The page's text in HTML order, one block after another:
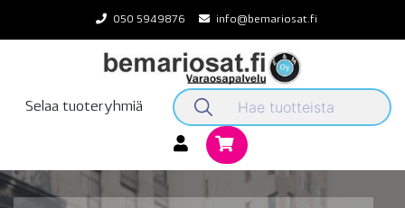
content
050 5949876 info@bemariosat.fi
Selaa tuoteryhmiä